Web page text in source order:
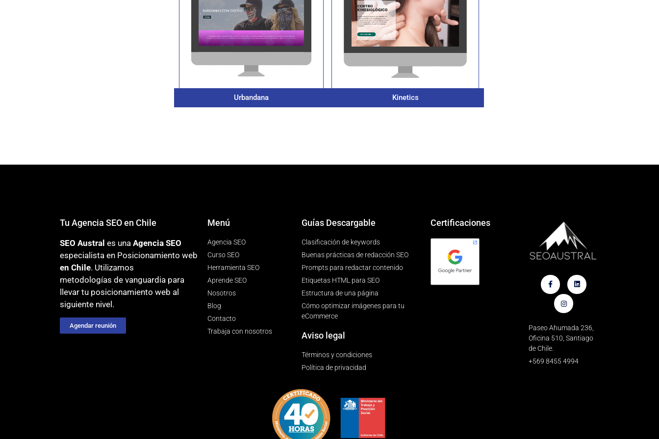
Urbandana Kinetics
Tu Agencia SEO en Chile
SEO Austral es una Agencia SEO
especialista en Posicionamiento web
en Chile. Utilizamos
metodologías de vanguardia para
llevar tu posicionamiento web al
siguiente nivel.
Agendar reunión
Menú
Agencia SEO
Curso SEO
Herramienta SEO
Aprende SEO
Nosotros
Blog
Contacto
Trabaja con nosotros
Guías Descargable
Clasificación de keywords
Buenas prácticas de redacción SEO
Prompts para redactar contenido
Etiquetas HTML para SEO
Estructura de una página
Cómo optimizar imágenes para tu
eCommerce
Aviso legal
Términos y condiciones
Política de privacidad
Certificaciones
Paseo Ahumada 236,
Oficina 510, Santiago
de Chile.
+569 8455 4994